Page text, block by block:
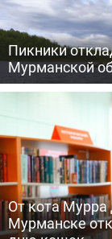
Пикники
Мурманской
От кота Мурра
Мурманске